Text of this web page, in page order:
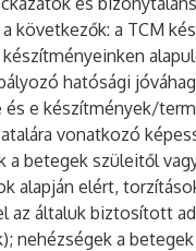
következők: a TCM
hatósági
és e készítmények/
vonatkozó
a betegek szüleitől
alapján elért,
az általuk biztosított
nehézségek a